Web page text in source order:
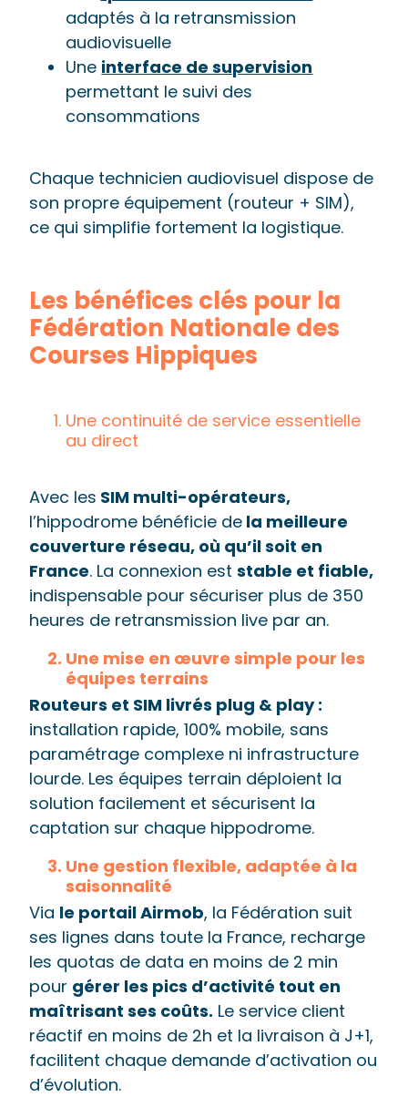
adaptés à la retransmission
audiovisuelle
Une interface de supervision
permettant le suivi des
consommations
Chaque technicien audiovisuel dispose de
son propre équipement (routeur + SIM),
ce qui simplifie fortement la logistique.
Les bénéfices clés pour la
Fédération Nationale des
Courses Hippiques
Une continuité de service essentielle
au direct
Avec les SIM multi-opérateurs,
l’hippodrome bénéficie de la meilleure
couverture réseau, où qu’il soit en
France. La connexion eststable et fiable,
indispensable pour sécuriser plus de 350
heures de retransmission live par an.
Une mise en œuvre simple pour les
équipes terrains
Routeurs et SIM livrés plug & play :
installation rapide, 100% mobile, sans
paramétrage complexe ni infrastructure
lourde. Les équipes terrain déploient la
solution facilement et sécurisent la
captation sur chaque hippodrome.
Une gestion flexible, adaptée à la
saisonnalité
Via le portail Airmob, la Fédération suit
ses lignes dans toute la France, recharge
les quotas de data en moins de 2 min
pour gérer les pics d’activité tout en
maîtrisant ses coûts. Le service client
réactif en moins de 2h et la livraison à J+1,
facilitent chaque demande d’activation ou
d’évolution.